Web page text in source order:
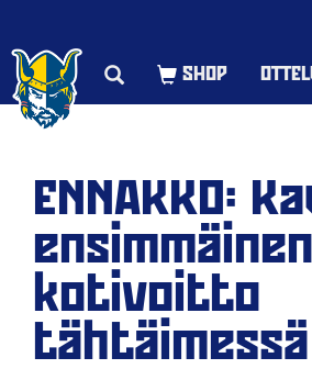
ENNAKKO:
ensimmäinen
kotivoitto
tähtäimessä